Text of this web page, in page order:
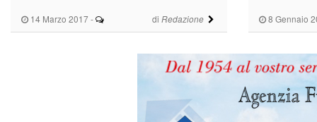
14 Marzo 2017 - di Redazione 8 Gennaio